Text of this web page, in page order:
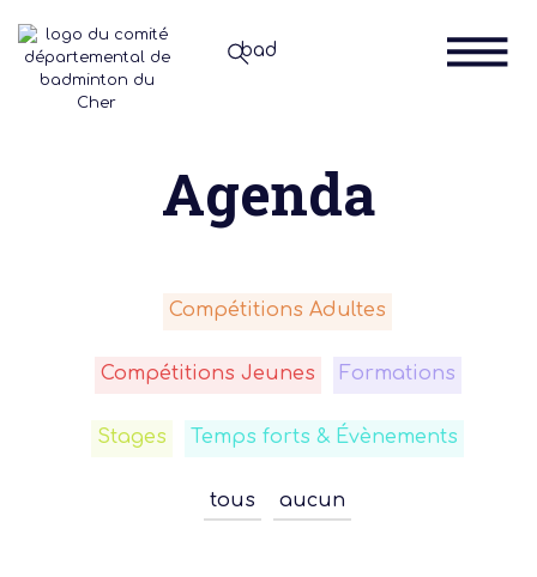
Agenda
Compétitions Adultes
Compétitions Jeunes Formations
Stages Temps forts & Évènements
tous aucun